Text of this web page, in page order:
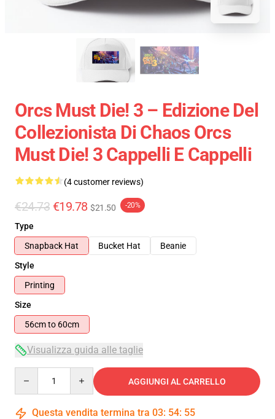
Orcs Must Die! 3 – Edizione Del
Collezionista Di Chaos Orcs
Must Die! 3 Cappelli E Cappelli
(4 customer reviews)
€24.73 €19.78 $21.50 -20%
Type
Snapback Hat
Bucket Hat
Beanie
Style
Printing
Size
56cm to 60cm
Visualizza guida alle taglie
AGGIUNGI AL CARRELLO
Questa vendita termina tra 03: 54: 54